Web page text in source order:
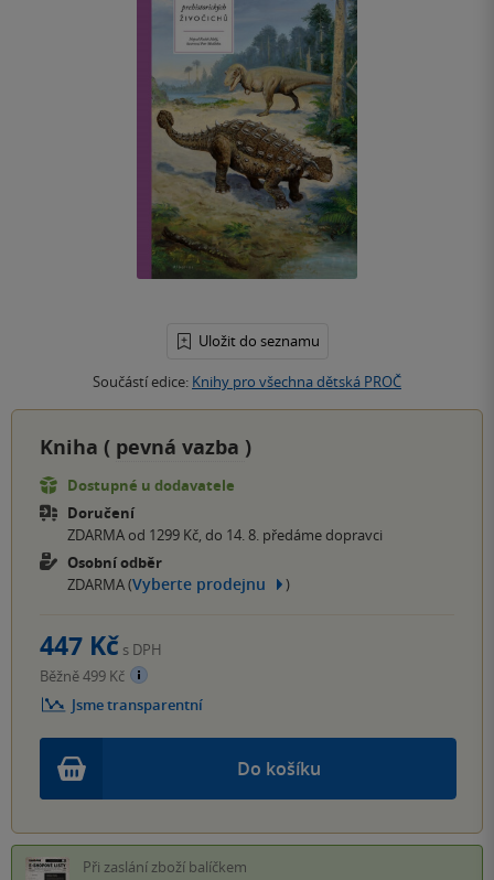
Uložit do seznamu
Součástí edice: Knihy pro všechna dětská PROČ
Kniha ( pevná vazba )
Dostupné u dodavatele
Doručení
ZDARMA od 1299 Kč, do 14. 8. předáme dopravci
Osobní odběr
ZDARMA (Vyberte prodejnu )
Do košíku
447 Kč s DPH
Běžně 499 Kč
Jsme transparentní
Při zaslání zboží balíčkem